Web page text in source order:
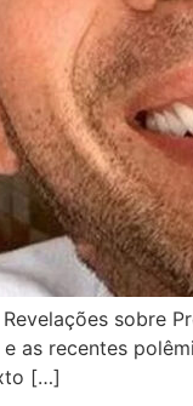
as recentes
[…]